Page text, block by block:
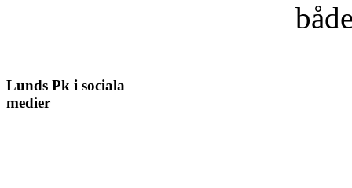
Lunds Pk i sociala
medier